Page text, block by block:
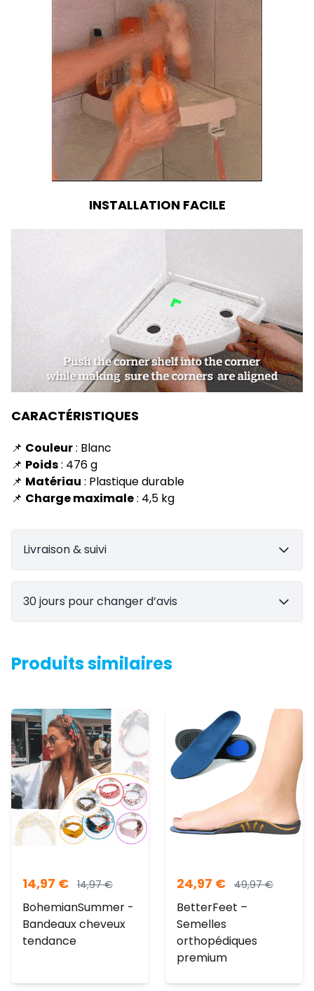
INSTALLATION FACILE
CARACTÉRISTIQUES
📌 Couleur: Blanc
📌 Poids: 476 g
📌 Matériau : Plastique durable
📌 Charge maximale: 4,5 kg
Livraison & suivi
30 jours pour changer d’avis
Produits similaires
14,97 € 14,97€
BohemianSummer -
Bandeaux cheveux
tendance
24,97 € 49,97€
BetterFeet –
Semelles
orthopédiques
premium